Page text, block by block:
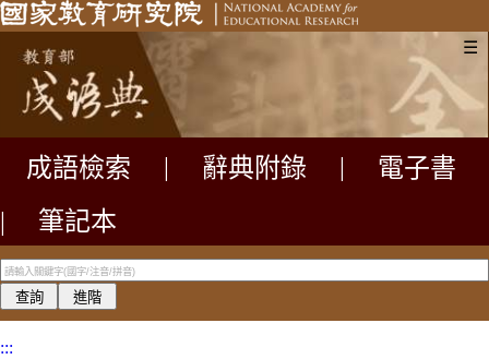
☰
成語檢索 辭典附錄
電子書
|
筆記本
:::